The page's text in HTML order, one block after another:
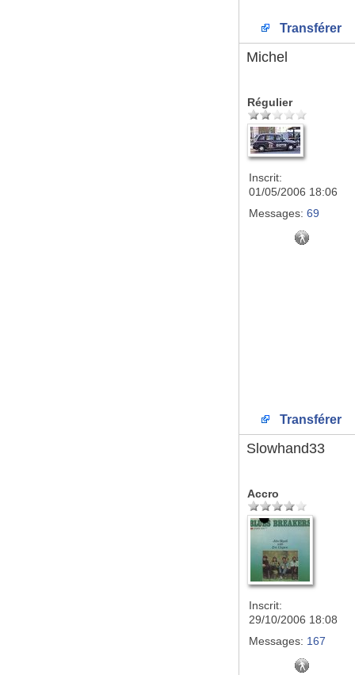
Transférer
Michel
Régulier
Inscrit:
01/05/2006 18:06
Messages: 69
Transférer
Slowhand33
Accro
Inscrit:
29/10/2006 18:08
Messages: 167